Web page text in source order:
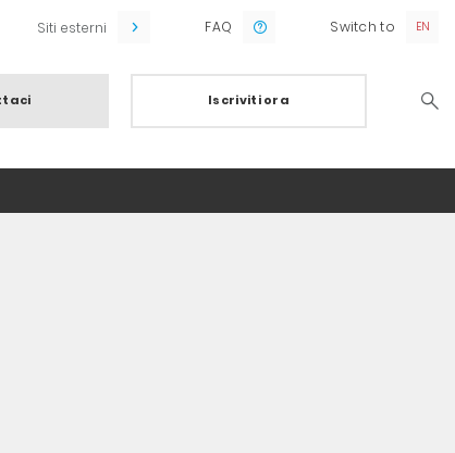
Siti esterni FAQ Switch to
Iscriviti ora